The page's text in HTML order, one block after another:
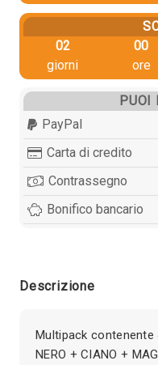
02
giorni
00
ore
PUOI
PayPal
Carta di credito
Contrassegno
Bonifico bancario
Descrizione
Multipack
NERO + CIANO +